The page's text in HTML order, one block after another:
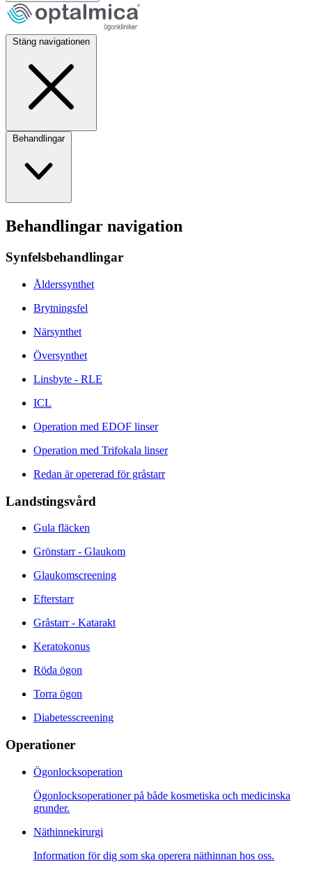
Stäng navigationen
Behandlingar
Behandlingar navigation
Synfelsbehandlingar
Ålderssynthet
Brytningsfel
Närsynthet
Översynthet
Linsbyte - RLE
ICL
Operation med EDOF linser
Operation med Trifokala linser
Redan är opererad för gråstarr
Landstingsvård
Gula fläcken
Grönstarr - Glaukom
Glaukomscreening
Efterstarr
Gråstarr - Katarakt
Keratokonus
Röda ögon
Torra ögon
Diabetesscreening
Operationer
Ögonlocksoperation
Ögonlocksoperationer på både kosmetiska och medicinska
grunder.
Näthinnekirurgi
Information för dig som ska operera näthinnan hos oss.